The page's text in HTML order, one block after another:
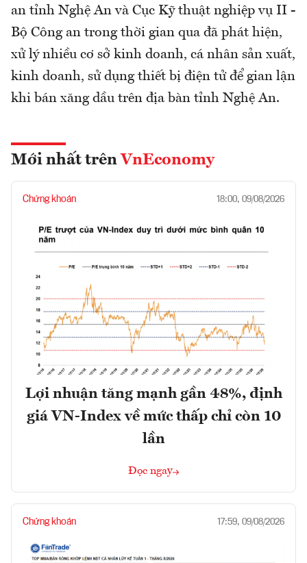
an tỉnh Nghệ An và Cục Kỹ thuật nghiệp vụ II -
Bộ Công an trong thời gian qua đã phát hiện,
xử lý nhiều cơ sở kinh doanh, cá nhân sản xuất,
kinh doanh, sử dụng thiết bị điện tử để gian lận
khi bán xăng dầu trên địa bàn tỉnh Nghệ An.
Mới nhất trên VnEconomy
Chứng khoán 18:00, 09/08/2026
Lợi nhuận tăng mạnh gần 48%, định
giá VN-Index về mức thấp chỉ còn 10
lần
Đọc ngay
Chứng khoán 17:59, 09/08/2026